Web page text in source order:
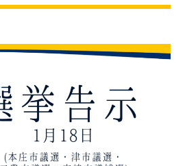
（新しいタブで開く）
クール（新しいタブで開く）
（新しいタブで開く）
表記